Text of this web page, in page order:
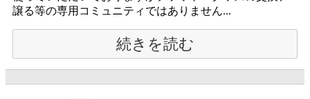
譲る等の専用コミュニティではありません...
続きを読む